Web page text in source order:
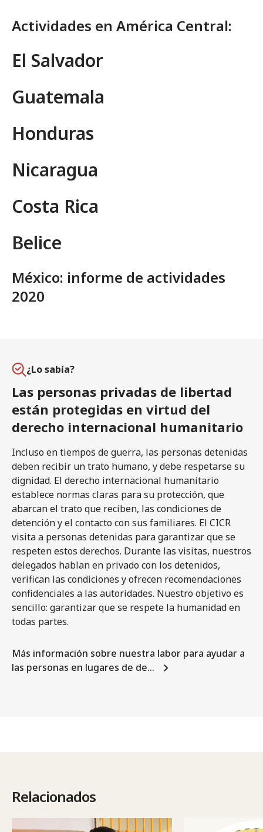
Actividades en América Central:
El Salvador
Guatemala
Honduras
Nicaragua
Costa Rica
Belice
México: informe de actividades
2020
¿Lo sabía?
Las personas privadas de libertad
están protegidas en virtud del
derecho internacional humanitario
Incluso en tiempos de guerra, las personas detenidas
deben recibir un trato humano, y debe respetarse su
dignidad. El derecho internacional humanitario
establece normas claras para su protección, que
abarcan el trato que reciben, las condiciones de
detención y el contacto con sus familiares. El CICR
visita a personas detenidas para garantizar que se
respeten estos derechos. Durante las visitas, nuestros
delegados hablan en privado con los detenidos,
verifican las condiciones y ofrecen recomendaciones
confidenciales a las autoridades. Nuestro objetivo es
sencillo: garantizar que se respete la humanidad en
todas partes.
Más información sobre nuestra labor para ayudar a
las personas en lugares de de…
Relacionados